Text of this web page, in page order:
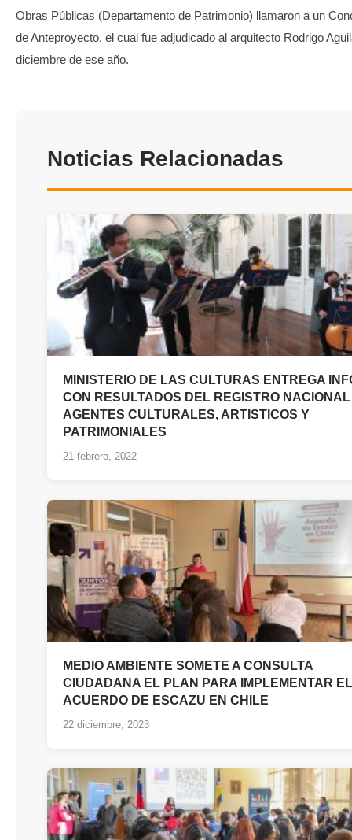
Obras Públicas (Departamento de Patrimonio) llamaron a un
de Anteproyecto, el cual fue adjudicado al arquitecto Rodrigo
diciembre de ese año.
Noticias Relacionadas
MINISTERIO DE LAS CULTURAS ENTREGA
CON RESULTADOS DEL REGISTRO
AGENTES CULTURALES, ARTISTICOS Y
PATRIMONIALES
21 febrero, 2022
MEDIO AMBIENTE SOMETE A CONSULTA
CIUDADANA EL PLAN PARA IMPLEMENTAR EL
ACUERDO DE ESCAZU EN CHILE
22 diciembre, 2023